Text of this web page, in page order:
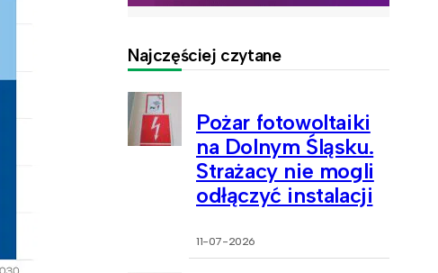
Najczęściej czytane
Pożar fotowoltaiki
na Dolnym Śląsku.
Strażacy nie mogli
odłączyć instalacji
11-07-2026